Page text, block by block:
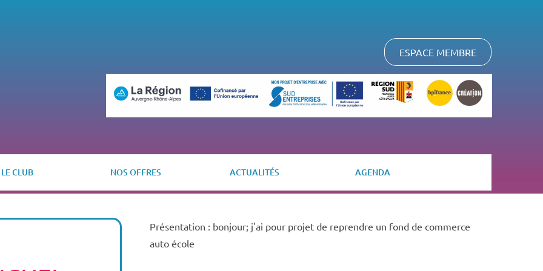
ESPACE MEMBRE
LE CLUB NOS OFFRES ACTUALITÉS AGENDA
Présentation : bonjour; j'ai pour projet de reprendre un fond de commerce
auto école